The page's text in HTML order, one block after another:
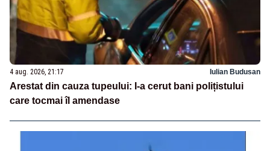
4 aug. 2026, 21:17 Iulian Budusan
Arestat din cauza tupeului: I-a cerut bani polițistului
care tocmai îl amendase